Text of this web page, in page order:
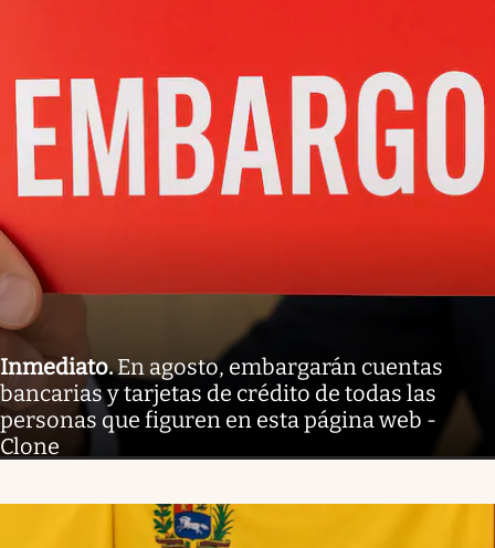
Inmediato.En agosto, embargarán cuentas
bancarias y tarjetas de crédito de todas las
personas que figuren en esta página web -
Clone